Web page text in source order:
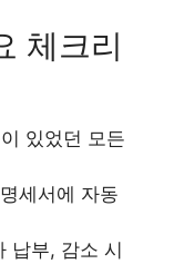
체크리
있었던 모든
명세서에 자동
납부, 감소 시